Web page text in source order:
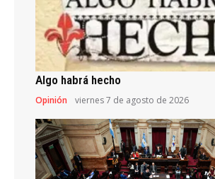
Algo habrá hecho
Opinión viernes 7 de agosto de 2026